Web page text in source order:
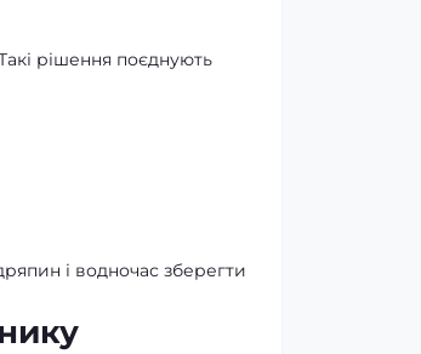
Такі рішення поєднують
і водночас зберегти